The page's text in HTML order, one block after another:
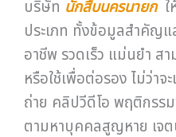
บริษัท นักสืบนครนายกใ
ประเภท ทั้งข้อมูลสำคัญ
อาชีพ รวดเร็ว แม่นยำ ส
หรือใช้เพื่อต่อรอง ไม่ว่า
ถ่าย คลิปวีดีโอ พฤติกรร
ตามหาบุคคลสูญหาย เจ